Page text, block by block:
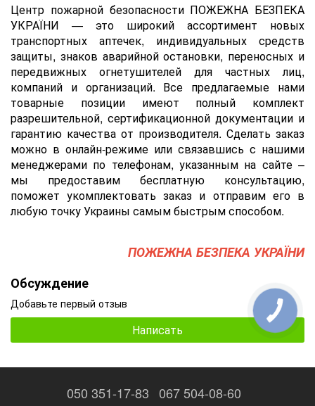
Центр пожарной безопасности ПОЖЕЖНА БЕЗПЕКА
УКРАЇНИ — это широкий ассортимент новых
транспортных аптечек, индивидуальных средств
защиты, знаков аварийной остановки, переносных и
передвижных огнетушителей для частных лиц,
компаний и организаций. Все предлагаемые нами
товарные позиции имеют полный комплект
разрешительной, сертификационной документации и
гарантию качества от производителя. Сделать заказ
можно в онлайн-режиме или связавшись с нашими
менеджерами по телефонам, указанным на сайте –
мы предоставим бесплатную консультацию,
поможет укомплектовать заказ и отправим его в
любую точку Украины самым быстрым способом.
ПОЖЕЖНА БЕЗПЕКА УКРАЇНИ
Обсуждение
Добавьте первый отзыв
Написать
050 351-17-83 067 504-08-60